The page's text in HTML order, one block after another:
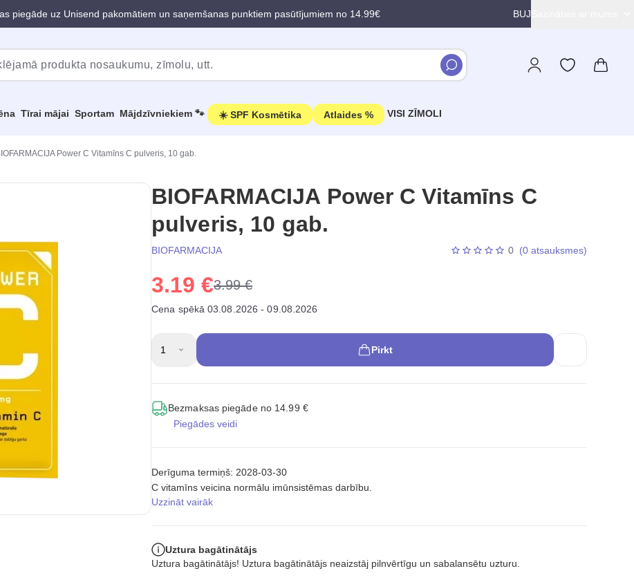
piegāde uz Unisend pakomātiem un saņemšanas punktiem pasūtījumiem no 14.99€ BUJ
Tīrai mājai Sportam Mājdzīvniekiem 🐾 ☀️ SPF Kosmētika Atlaides % VISI ZĪMOLI
Power C Vitamīns C pulveris, 10 gab.
BIOFARMACIJA Power C Vitamīns C
pulveris, 10 gab.
BIOFARMACIJA 0 (0 atsauksmes)
3.19 €3.99 €
Cena spēkā 03.08.2026 - 09.08.2026
1 Pirkt
Bezmaksas piegāde no 14.99 €
Piegādes veidi
Derīguma termiņš: 2028-03-30
C vitamīns veicina normālu imūnsistēmas darbību.
Uzzināt vairāk
Uztura bagātinātājs
Uztura bagātinātājs! Uztura bagātinātājs neaizstāj pilnvērtīgu un sabalansētu uzturu.